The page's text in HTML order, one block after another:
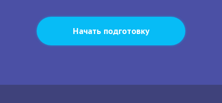
Начать подготовку